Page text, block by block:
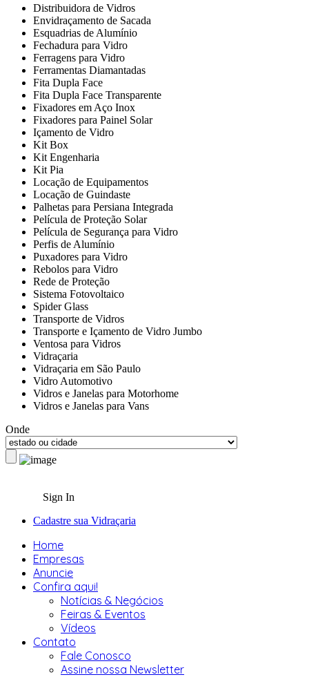
Distribuidora de Vidros
Envidraçamento de Sacada
Esquadrias de Alumínio
Fechadura para Vidro
Ferragens para Vidro
Ferramentas Diamantadas
Fita Dupla Face
Fita Dupla Face Transparente
Fixadores em Aço Inox
Fixadores para Painel Solar
Içamento de Vidro
Kit Box
Kit Engenharia
Kit Pia
Locação de Equipamentos
Locação de Guindaste
Palhetas para Persiana Integrada
Película de Proteção Solar
Película de Segurança para Vidro
Perfis de Alumínio
Puxadores para Vidro
Rebolos para Vidro
Rede de Proteção
Sistema Fotovoltaico
Spider Glass
Transporte de Vidros
Transporte e Içamento de Vidro Jumbo
Ventosa para Vidros
Vidraçaria
Vidraçaria em São Paulo
Vidro Automotivo
Vidros e Janelas para Motorhome
Vidros e Janelas para Vans
Onde
Sign In
Cadastre sua Vidraçaria
Home
Empresas
Anuncie
Confira aqui!
Notícias & Negócios
Feiras & Eventos
Vídeos
Contato
Fale Conosco
Assine nossa Newsletter